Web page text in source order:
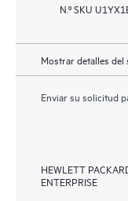
N.º SKU
Mostrar detalles del
Enviar su solicitud
HEWLETT
ENTERPRISE